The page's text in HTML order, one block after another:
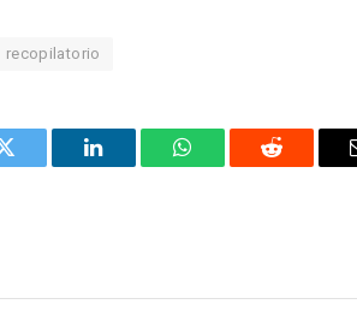
recopilatorio
Twitter LinkedIn WhatsAppReddit